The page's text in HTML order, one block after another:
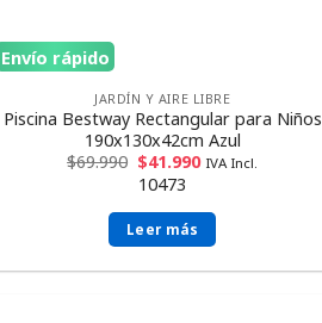
Envío rápido
JARDÍN Y AIRE LIBRE
Piscina Bestway Rectangular para Niños
190x130x42cm Azul
$69.990 $41.990 IVA Incl.
10473
Leer más